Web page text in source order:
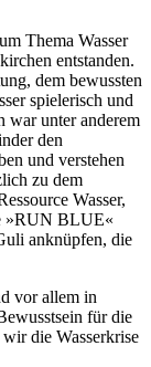
Thema Wasser
entstanden.
dem bewussten
spielerisch und
war unter anderem
den
und verstehen
zu dem
Wasser,
»RUN BLUE«
anknüpfen, die
vor allem in
für die
die Wasserkrise